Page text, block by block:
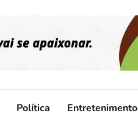
Política Entretenimento